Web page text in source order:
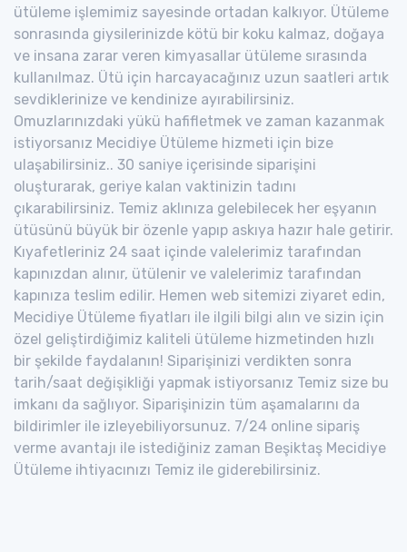
ütüleme işlemimiz sayesinde ortadan kalkıyor. Ütüleme
sonrasında giysilerinizde kötü bir koku kalmaz, doğaya
ve insana zarar veren kimyasallar ütüleme sırasında
kullanılmaz. Ütü için harcayacağınız uzun saatleri artık
sevdiklerinize ve kendinize ayırabilirsiniz.
Omuzlarınızdaki yükü hafifletmek ve zaman kazanmak
istiyorsanız Mecidiye Ütüleme hizmeti için bize
ulaşabilirsiniz.. 30 saniye içerisinde siparişini
oluşturarak, geriye kalan vaktinizin tadını
çıkarabilirsiniz. Temiz aklınıza gelebilecek her eşyanın
ütüsünü büyük bir özenle yapıp askıya hazır hale getirir.
Kıyafetleriniz 24 saat içinde valelerimiz tarafından
kapınızdan alınır, ütülenir ve valelerimiz tarafından
kapınıza teslim edilir. Hemen web sitemizi ziyaret edin,
Mecidiye Ütüleme fiyatları ile ilgili bilgi alın ve sizin için
özel geliştirdiğimiz kaliteli ütüleme hizmetinden hızlı
bir şekilde faydalanın! Siparişinizi verdikten sonra
tarih/saat değişikliği yapmak istiyorsanız Temiz size bu
imkanı da sağlıyor. Siparişinizin tüm aşamalarını da
bildirimler ile izleyebiliyorsunuz. 7/24 online sipariş
verme avantajı ile istediğiniz zaman Beşiktaş Mecidiye
Ütüleme ihtiyacınızı Temiz ile giderebilirsiniz.